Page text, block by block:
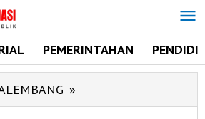
PEMERINTAHAN
»
PII